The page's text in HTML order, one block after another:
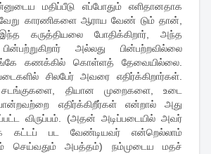
மதிப்பீடு எப்போதும் எளிதானதாக
காரணிகளை ஆராய வேண் டும் தான்,
கருத்தியலை போதிக்கிறார், அந்த
அல்லது பின்பற்றவில்லை
கணக்கில் கொள்ளத் தேவையில்லை.
சிலபேர் அவரை எதிர்க்கிறார்கள்.
தியான முறைகளை, உடை
எதிர்க்கிறீர்கள் என்றால் அது
விருப்பம். (அதன் அடிப்படையில் அவர்
கட்டப் பட வேண்டியவர் என்றெல்லாம்
செய்வதும் அபத்தம்) நம்முடைய மதச்